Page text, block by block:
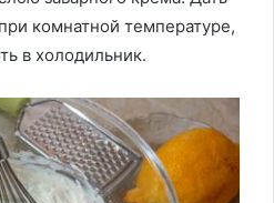
комнатной температуре,
в холодильник.